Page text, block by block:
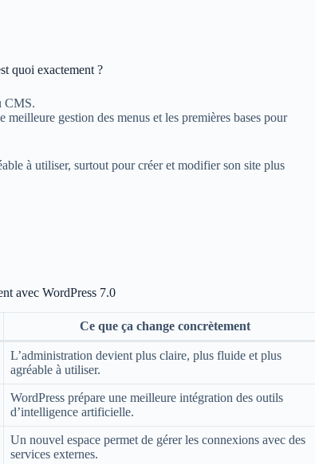
quoi exactement ?
CMS.
gestion des menus et les premières bases pour
à utiliser, surtout pour créer et modifier son site plus
avec WordPress 7.0
Ce que ça change concrètement
L’administration devient plus claire, plus fluide et plus
agréable à utiliser.
WordPress prépare une meilleure intégration des outils
d’intelligence artificielle.
Un nouvel espace permet de gérer les connexions avec des
services externes.